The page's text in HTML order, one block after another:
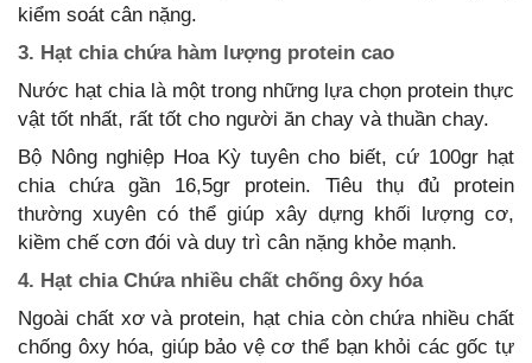
kiểm soát cân nặng.
3. Hạt chia chứa hàm lượng protein cao
Nước hạt chia là một trong những lựa chọn protein thực
vật tốt nhất, rất tốt cho người ăn chay và thuần chay.
Bộ Nông nghiệp Hoa Kỳ tuyên cho biết, cứ 100gr hạt
chia chứa gần 16,5gr protein. Tiêu thụ đủ protein
thường xuyên có thể giúp xây dựng khối lượng cơ,
kiềm chế cơn đói và duy trì cân nặng khỏe mạnh.
4. Hạt chia Chứa nhiều chất chống ôxy hóa
Ngoài chất xơ và protein, hạt chia còn chứa nhiều chất
chống ôxy hóa, giúp bảo vệ cơ thể bạn khỏi các gốc tự